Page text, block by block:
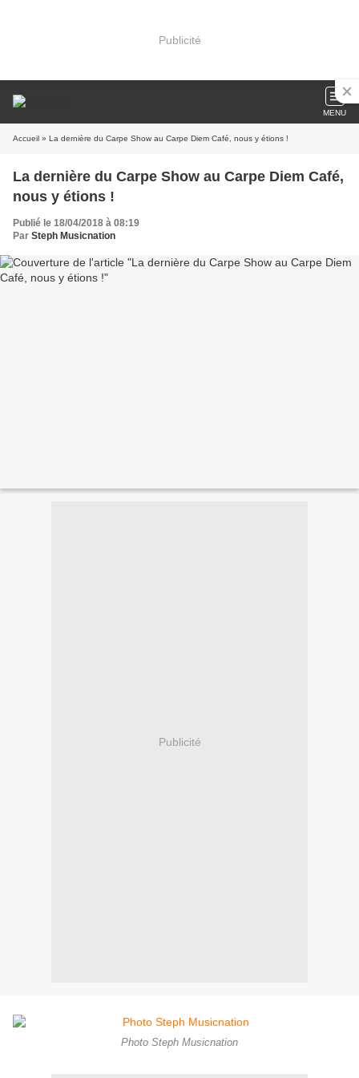
Publicité
MENU
Accueil » La dernière du Carpe Show au Carpe Diem Café, nous y étions !
La dernière du Carpe Show au Carpe Diem Café,
nous y étions !
Publié le 18/04/2018 à 08:19
Par Steph Musicnation
Publicité
Photo Steph Musicnation